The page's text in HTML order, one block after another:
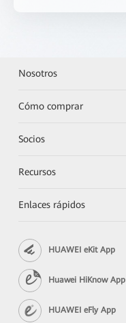
Nosotros
Cómo comprar
Socios
Recursos
Enlaces rápidos
HUAWEI eKit App
Huawei HiKnow App
HUAWEI eFly App